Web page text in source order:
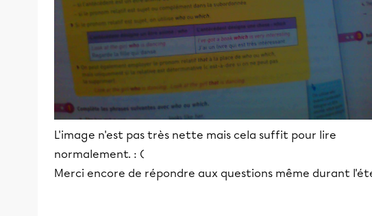
L'image n'est pas très nette mais cela suffit pour lire
normalement. : (
Merci encore de répondre aux questions même durant